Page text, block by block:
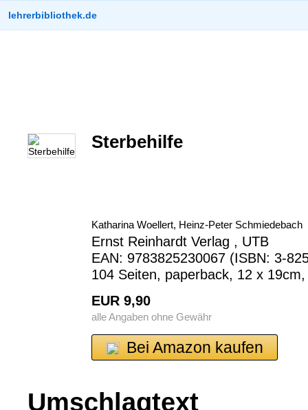
lehrerbibliothek.de
Sterbehilfe
Katharina Woellert, Heinz-Peter Schmiedebach
Ernst Reinhardt Verlag , UTB
EAN: 9783825230067 (ISBN: 3-
104 Seiten, paperback, 12 x
EUR 9,90
alle Angaben ohne Gewähr
Bei Amazon kaufen
Umschlagtext